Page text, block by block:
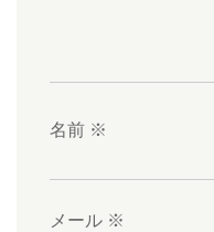
名前 ※
メール ※